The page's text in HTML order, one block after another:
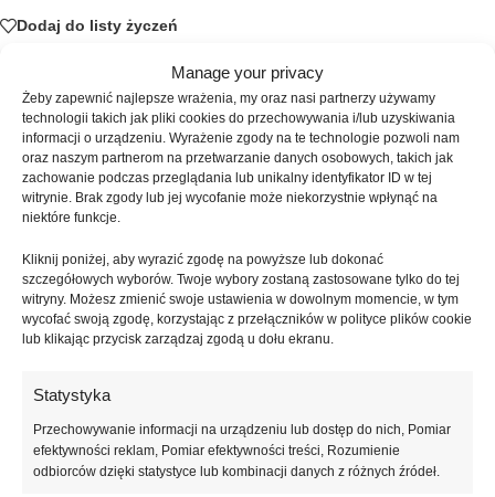
Manage your privacy
Żeby zapewnić najlepsze wrażenia, my oraz nasi partnerzy używamy
technologii takich jak pliki cookies do przechowywania i/lub uzyskiwania
informacji o urządzeniu. Wyrażenie zgody na te technologie pozwoli nam
oraz naszym partnerom na przetwarzanie danych osobowych, takich jak
zachowanie podczas przeglądania lub unikalny identyfikator ID w tej
witrynie. Brak zgody lub jej wycofanie może niekorzystnie wpłynąć na
niektóre funkcje.
Kliknij poniżej, aby wyrazić zgodę na powyższe lub dokonać
szczegółowych wyborów. Twoje wybory zostaną zastosowane tylko do tej
witryny. Możesz zmienić swoje ustawienia w dowolnym momencie, w tym
wycofać swoją zgodę, korzystając z przełączników w polityce plików cookie
lub klikając przycisk zarządzaj zgodą u dołu ekranu.
Statystyka
Przechowywanie informacji na urządzeniu lub dostęp do nich, Pomiar
efektywności reklam, Pomiar efektywności treści, Rozumienie
odbiorców dzięki statystyce lub kombinacji danych z różnych źródeł.
Dodaj do listy życzeń
SKU:ATICA-131
Kategorie: Bazy, Bazy Kolorowe
Znaczników:ATICA, baza hybrydowa, baza kolorowa, baza z
kauczukiem, baza z kolorem, cool formula, samopoziomująca baza
stylizacja paznokci
, Yellow Cream , żółta baza
Udostępnij:
Opis
Atica Yellow Cream to kolorowa baza hybrydowa w ciepłym,
kremowym odcieniu żółci, stworzona z myślą o świeżych, pogodnych i
wyrazisty kolor nadaje manicure lekkości i pozytywnej energii,
stylizacje całoroczne. Kremowy charakter odcienia sprawia, że kolor
wygląda elegancko i estetycznie na każdej długości paznokci.